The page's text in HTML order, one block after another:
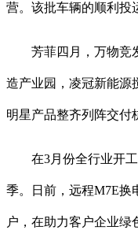
营。该批车辆的顺利投
芳菲四月，万物竞发
造产业园，凌冠新能源
明星产品整齐列阵交付
在3月份全行业开工
季。日前，远程M7E换
户，在助力客户企业绿